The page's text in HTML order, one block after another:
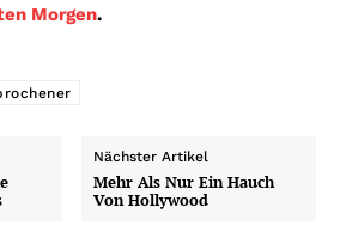
Morgen.
Nächster Artikel
Mehr Als Nur Ein Hauch
Von Hollywood